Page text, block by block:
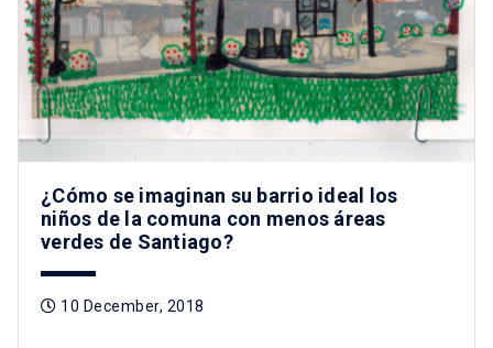
¿Cómo se imaginan su barrio ideal los
niños de la comuna con menos áreas
verdes de Santiago?
10 December, 2018